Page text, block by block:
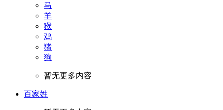
马
羊
猴
鸡
猪
狗
暂无更多内容
百家姓